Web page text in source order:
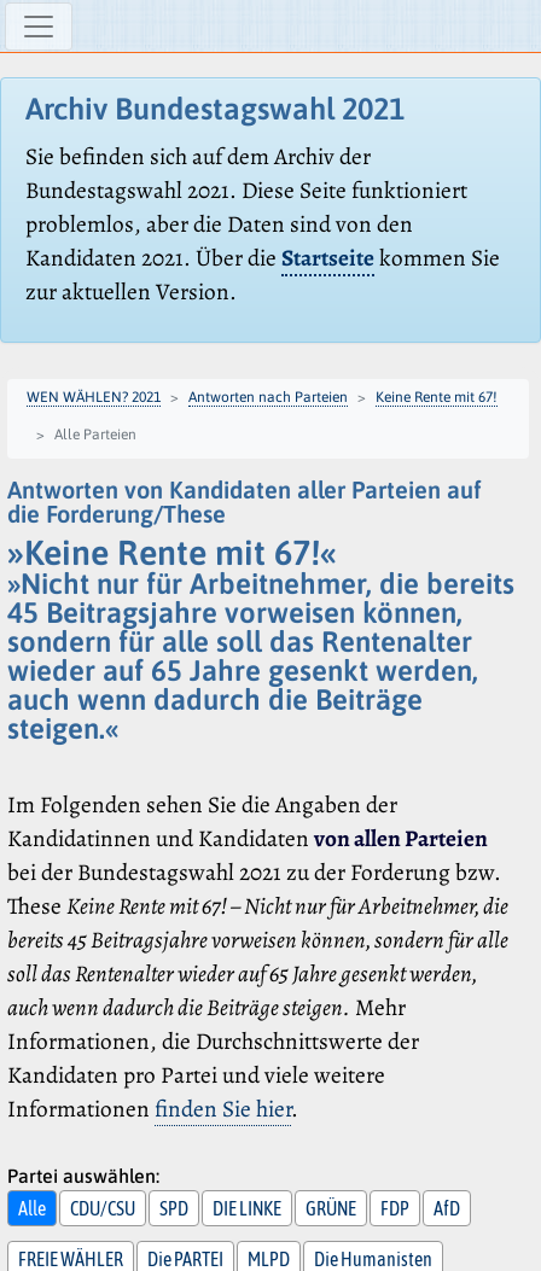
Archiv Bundestagswahl 2021
Sie befinden sich auf dem Archiv der
Bundestagswahl 2021. Diese Seite funktioniert
problemlos, aber die Daten sind von den
Kandidaten 2021. Über dieStartseitekommen Sie
zur aktuellen Version.
WEN WÄHLEN? 2021 Antworten nach Parteien Keine Rente mit 67!
Alle Parteien
Antworten von Kandidaten aller Parteien auf
die Forderung/These
»Keine Rente mit 67!«
»Nicht nur für Arbeitnehmer, die bereits
45 Beitragsjahre vorweisen können,
sondern für alle soll das Rentenalter
wieder auf 65 Jahre gesenkt werden,
auch wenn dadurch die Beiträge
steigen.«
Im Folgenden sehen Sie die Angaben der
Kandidatinnen und Kandidatenvon allen Parteien
bei der Bundestagswahl 2021 zu der Forderung bzw.
TheseKeine Rente mit 67! – Nicht nur für Arbeitnehmer, die
bereits 45 Beitragsjahre vorweisen können, sondern für alle
soll das Rentenalter wieder auf 65 Jahre gesenkt werden,
auch wenn dadurch die Beiträge steigen. Mehr
Informationen, die Durchschnittswerte der
Kandidaten pro Partei und viele weitere
Informationen finden Sie hier.
Partei auswählen:
Alle
CDU/CSU SPD DIE LINKE GRÜNE FDP AfD
FREIE WÄHLER Die PARTEI MLPD Die Humanisten